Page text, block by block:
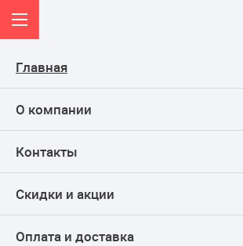
Главная
О компании
Контакты
Скидки и акции
Оплата и доставка
Онлайн-гипермаркет
КАТАЛОГ